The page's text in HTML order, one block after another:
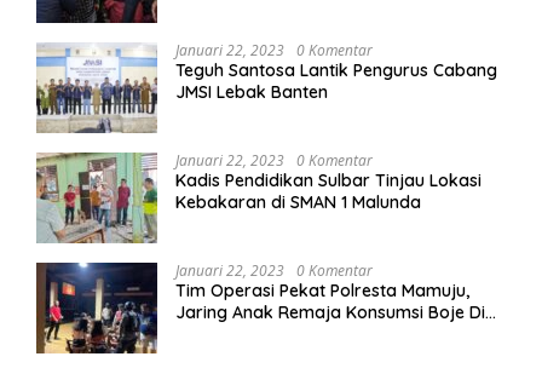
Januari 22, 2023 0 Komentar
Teguh Santosa Lantik Pengurus Cabang
JMSI Lebak Banten
Januari 22, 2023 0 Komentar
Kadis Pendidikan Sulbar Tinjau Lokasi
Kebakaran di SMAN 1 Malunda
Januari 22, 2023 0 Komentar
Tim Operasi Pekat Polresta Mamuju,
Jaring Anak Remaja Konsumsi Boje Di